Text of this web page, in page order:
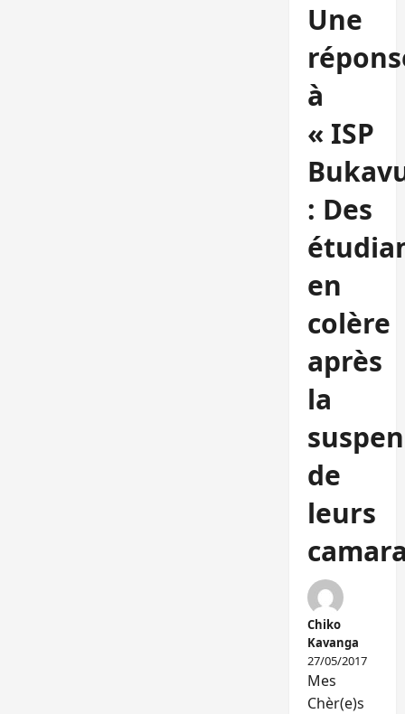
Une
à
« ISP
: Des
en
colère
après
la
de
leurs
Chiko
Kavanga
27/05/2017
Mes
Chèr(e)s